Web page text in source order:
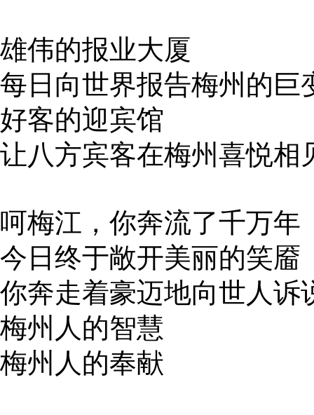
雄伟的报业大厦
每日向世界报告梅州的巨
好客的迎宾馆
让八方宾客在梅州喜悦相
呵梅江，你奔流了千万年
今日终于敞开美丽的笑靥
你奔走着豪迈地向世人诉
梅州人的智慧
梅州人的奉献